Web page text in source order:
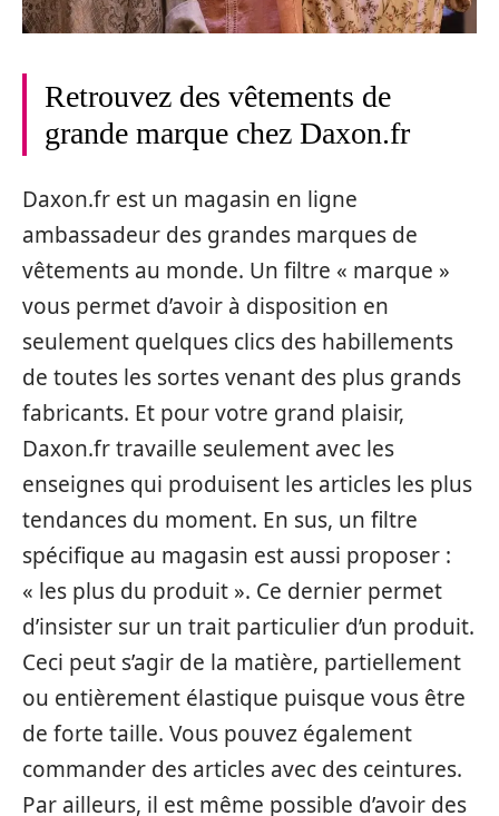
Retrouvez des vêtements de
grande marque chez Daxon.fr
Daxon.fr est un magasin en ligne
ambassadeur des grandes marques de
vêtements au monde. Un filtre « marque »
vous permet d’avoir à disposition en
seulement quelques clics des habillements
de toutes les sortes venant des plus grands
fabricants. Et pour votre grand plaisir,
Daxon.fr travaille seulement avec les
enseignes qui produisent les articles les plus
tendances du moment. En sus, un filtre
spécifique au magasin est aussi proposer :
« les plus du produit ». Ce dernier permet
d’insister sur un trait particulier d’un produit.
Ceci peut s’agir de la matière, partiellement
ou entièrement élastique puisque vous être
de forte taille. Vous pouvez également
commander des articles avec des ceintures.
Par ailleurs, il est même possible d’avoir des